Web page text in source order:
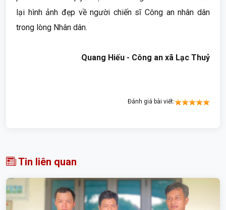
lại hình ảnh đẹp về người chiến sĩ Công an nhân dân
trong lòng Nhân dân.
Quang Hiếu - Công an xã Lạc Thuỷ
Đánh giá bài viết:
Tin liên quan